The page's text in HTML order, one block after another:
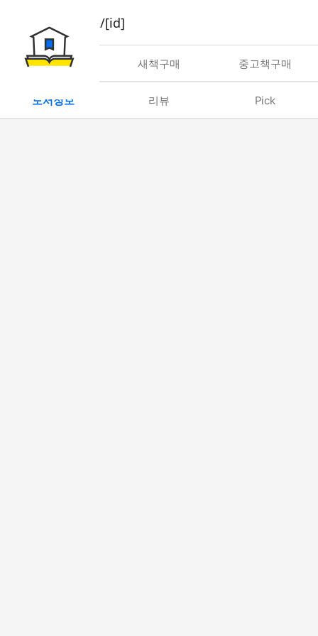
book/rent/[id]
대여 새책구매 중고책구매
도서정보 리뷰 Pick